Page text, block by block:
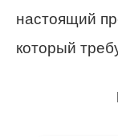
настоящий
который